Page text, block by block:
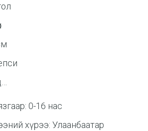
0-16 нас
хүрээ: Улаанбаатар